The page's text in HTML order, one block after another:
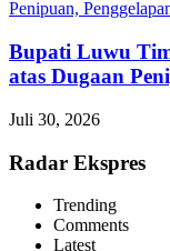
Bupati Luwu
atas Dugaan
Juli 30, 2026
Radar Ekspres
Trending
Comments
Latest